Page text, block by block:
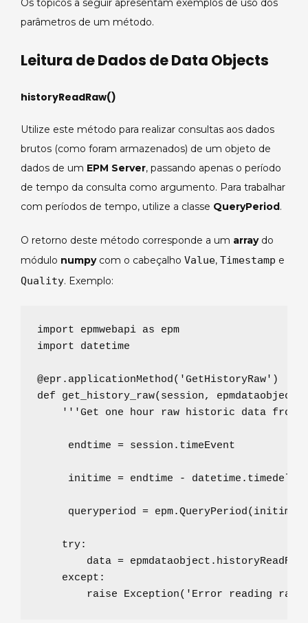
Os tópicos a seguir apresentam exemplos de uso dos
parâmetros de um método.
Leitura de Dados de Data Objects
historyReadRaw()
Utilize este método para realizar consultas aos dados
brutos (como foram armazenados) de um objeto de
dados de um EPM Server, passando apenas o período
de tempo da consulta como argumento. Para trabalhar
com períodos de tempo, utilize a classe QueryPeriod.
O retorno deste método corresponde a um arraydo
módulo numpycom o cabeçalho Value, Timestamp e
Quality. Exemplo:
import epmwebapi as
import datetime
@epr.applicationMethod( 'GetHistoryRaw'
def
get_history_raw( session, epmdataobject
'''Get one hour raw historic data from
     endtime
= session.timeEvent
     initime
= endtime -
     queryperiod
= epm.QueryPeriod(initime,
try:
        data
=
except :
raise
Exception( ' Error reading raw